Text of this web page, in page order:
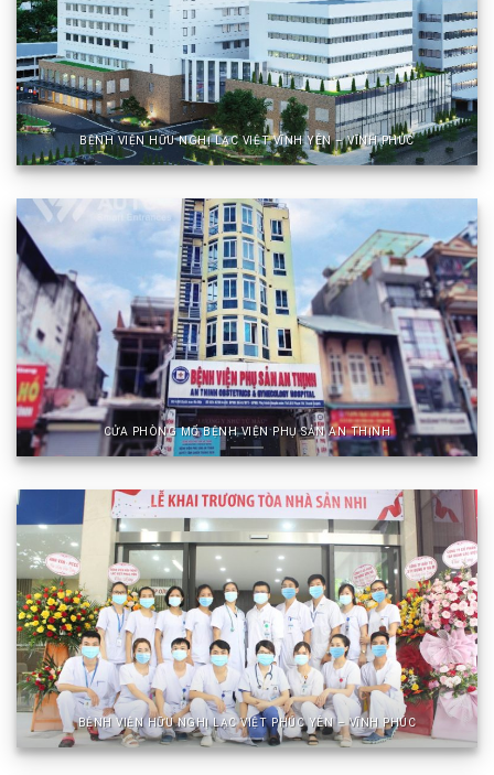
BỆNH VIỆN HỮU NGHỊ LẠC VIỆT VĨNH YÊN – VĨNH PHÚC
CỬA PHÒNG MỔ BỆNH VIỆN PHỤ SẢN AN THỊNH
BỆNH VIỆN HỮU NGHỊ LẠC VIỆT PHÚC YÊN – VĨNH PHÚC